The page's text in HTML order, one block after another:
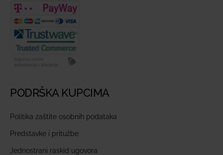
PODRŠKA KUPCIMA
Politika zaštite osobnih podataka
Predstavke i pritužbe
Jednostrani raskid ugovora